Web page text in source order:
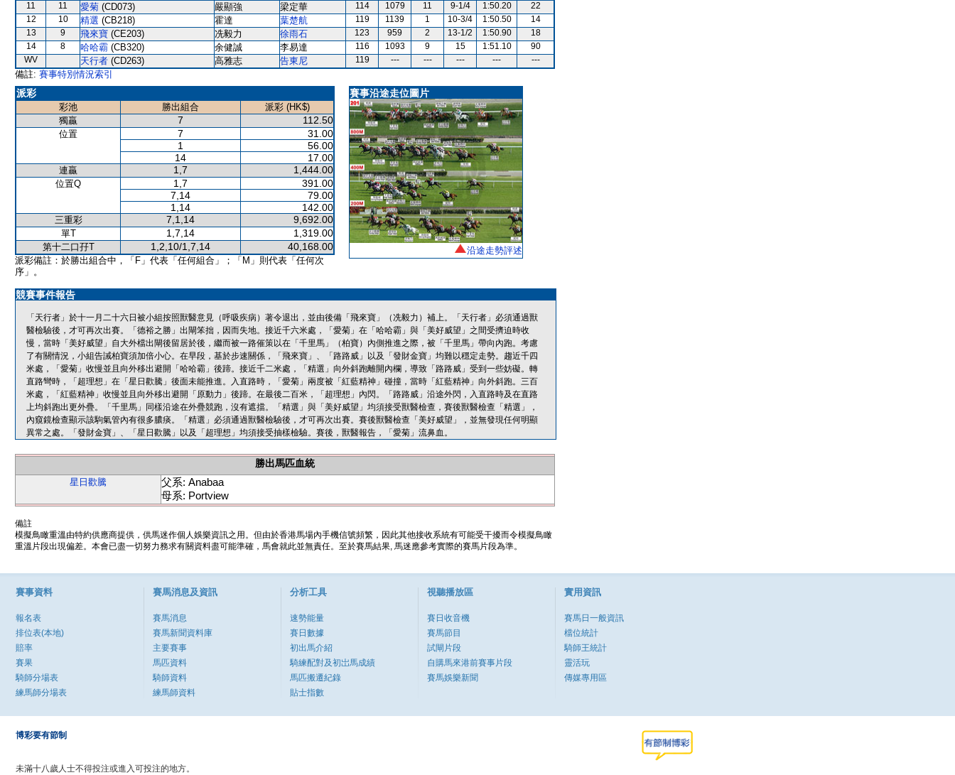
11
11 愛菊 (CD073) 嚴顯強 梁定華 114 1079 11 9-1/4 1:50.20
22
12
10 精選 (CB218) 霍達 葉楚航 119 1139 1 10-3/4 1:50.50
14
13
9 飛來寶 (CE203) 冼毅力 徐雨石 123 959 2 13-1/2 1:50.90
18
14
8 哈哈霸 (CB320) 余健誠 李易達 116 1093 9 15 1:51.10
90
WV
天行者 (CD263) 高雅志 告東尼 119 --- --- --- --- ---
備註: 賽事特別情況索引
派彩
彩池 勝出組合
派彩 (HK$)
獨贏
7 112.50
位置 7
31.00
1
56.00
14
17.00
連贏 1,7 1,444.00
位置Q 1,7
391.00
7,14
79.00
1,14
142.00
三重彩 7,1,14 9,692.00
單T 1,7,14 1,319.00
第十二口孖T 1,2,10/1,7,14 40,168.00
派彩備註：於勝出組合中，「F」代表「任何組合」；「M」則代表「任何次
序」。
賽事沿途走位圖片
沿途走勢評述
競賽事件報告
「天行者」於十一月二十六日被小組按照獸醫意見（呼吸疾病）著令退出，並由後備「飛來寶」（冼毅力）補上。「天行者」必須通過獸
醫檢驗後，才可再次出賽。「德裕之勝」出閘笨拙，因而失地。接近千六米處，「愛菊」在「哈哈霸」與「美好威望」之間受擠迫時收
慢，當時「美好威望」自大外檔出閘後留居於後，繼而被一路催策以在「千里馬」（柏寶）內側推進之際，被「千里馬」帶向內跑。考慮
了有關情況，小組告誡柏寶須加倍小心。在早段，基於步速關係，「飛來寶」、「路路威」以及「發財金寶」均難以穩定走勢。趨近千四
米處，「愛菊」收慢並且向外移出避開「哈哈霸」後蹄。接近千二米處，「精選」向外斜跑離開內欄，導致「路路威」受到一些妨礙。轉
直路彎時，「超理想」在「星日歡騰」後面未能推進。入直路時，「愛菊」兩度被「紅藍精神」碰撞，當時「紅藍精神」向外斜跑。三百
米處，「紅藍精神」收慢並且向外移出避開「原動力」後蹄。在最後二百米，「超理想」內閃。「路路威」沿途外閃，入直路時及在直路
上均斜跑出更外疊。「千里馬」同樣沿途在外疊競跑，沒有遮擋。「精選」與「美好威望」均須接受獸醫檢查，賽後獸醫檢查「精選」，
內窺鏡檢查顯示該駒氣管內有很多膿痰。「精選」必須通過獸醫檢驗後，才可再次出賽。賽後獸醫檢查「美好威望」，並無發現任何明顯
異常之處。「發財金寶」、「星日歡騰」以及「超理想」均須接受抽樣檢驗。賽後，獸醫報告，「愛菊」流鼻血。
勝出馬匹血統
星日歡騰
父系: Anabaa
母系: Portview
備註
模擬鳥瞰重溫由特約供應商提供，供馬迷作個人娛樂資訊之用。但由於香港馬場內手機信號頻繁，因此其他接收系統有可能受干擾而令模擬鳥瞰
重溫片段出現偏差。本會已盡一切努力務求有關資料盡可能準確，馬會就此並無責任。至於賽馬結果, 馬迷應參考實際的賽馬片段為準。
賽事資料
報名表
排位表(本地)
賠率
賽果
騎師分場表
練馬師分場表
賽馬消息及資訊
賽馬消息
賽馬新聞資料庫
主要賽事
馬匹資料
騎師資料
練馬師資料
分析工具
速勢能量
賽日數據
初出馬介紹
騎練配對及初岀馬成績
馬匹搬遷紀錄
貼士指數
視聽播放區
賽日收音機
賽馬節目
試閘片段
自購馬來港前賽事片段
賽馬娛樂新聞
實用資訊
賽馬日一般資訊
檔位統計
騎師王統計
靈活玩
傳媒專用區
博彩要有節制
未滿十八歲人士不得投注或進入可投注的地方。